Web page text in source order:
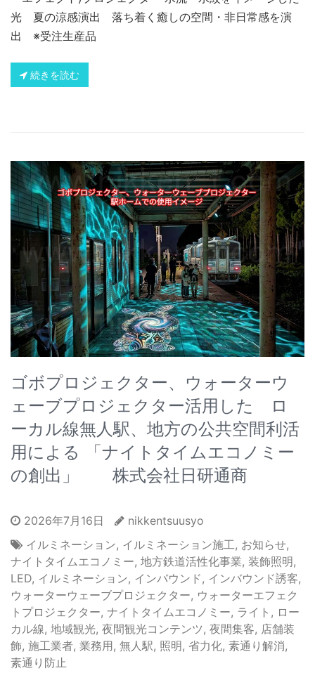
光 夏の涼感演出 落ち着く癒しの空間・非日常感を演
出 ※受注生産品
続きを読む
ゴボプロジェクター、ウォーターウ
ェーブプロジェクター活用した ロ
ーカル線無人駅、地方の公共空間利活
用による 「ナイトタイムエコノミー
の創出」 株式会社日研通商
2026年7月16日
nikkentsuusyo
イルミネーション, イルミネーション施工 , お知らせ,
ナイトタイムエコノミー, 地方鉄道活性化事業, 装飾照明,
LED, イルミネーション, インバウンド , インバウンド誘客,
ウォーターウェーブプロジェクター, ウォーターエフェク
トプロジェクター, ナイトタイムエコノミー, ライト , ロー
カル線, 地域観光, 夜間観光コンテンツ , 夜間集客, 店舗装
飾, 施工業者, 業務用, 無人駅, 照明, 省力化, 素通り解消,
素通り防止